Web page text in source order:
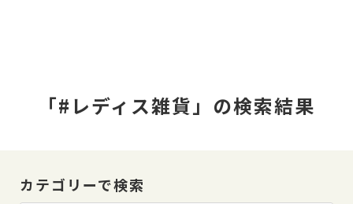
「#レディス雑貨」の検索結果
カテゴリーで検索